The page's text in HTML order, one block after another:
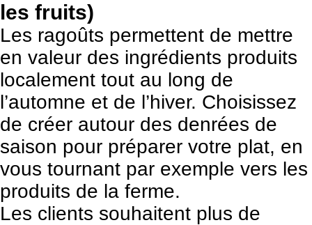
les fruits)
Les ragoûts permettent de mettre
en valeur des ingrédients produits
localement tout au long de
l’automne et de l’hiver. Choisissez
de créer autour des denrées de
saison pour préparer votre plat, en
vous tournant par exemple vers les
produits de la ferme.
Les clients souhaitent plus de